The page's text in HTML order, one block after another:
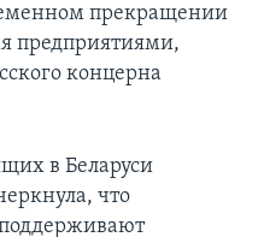
прекращении
предприятиями,
концерна
в Беларуси
что